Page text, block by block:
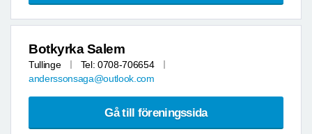
Botkyrka Salem
Tullinge
Tel: 0708-706654
anderssonsaga@outlook.com
Gå till föreningssida